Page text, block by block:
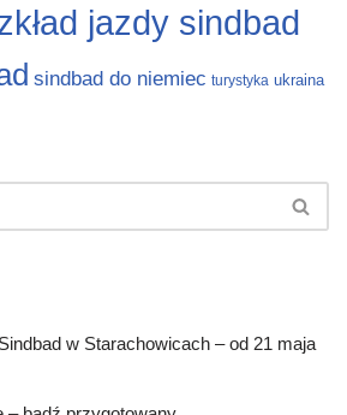
jazdy sindbad
sindbad do niemiec turystyka ukraina
w Starachowicach – od 21 maja